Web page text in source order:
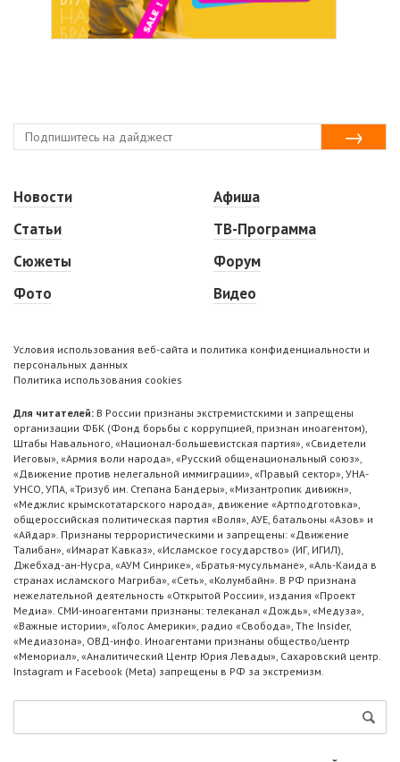
Новости
Статьи
Сюжеты
Фото
Афиша
ТВ-Программа
Форум
Видео
Условия использования веб-сайта и политика конфиденциальности и
персональных данных
Политика использования cookies
Для читателей: В России признаны экстремистскими и запрещены
организации ФБК (Фонд борьбы с коррупцией, признан иноагентом),
Штабы Навального, «Национал-большевистская партия», «Свидетели
Иеговы», «Армия воли народа», «Русский общенациональный союз»,
«Движение против нелегальной иммиграции», «Правый сектор», УНА-
УНСО, УПА, «Тризуб им. Степана Бандеры», «Мизантропик дивижн»,
«Меджлис крымскотатарского народа», движение «Артподготовка»,
общероссийская политическая партия «Воля», АУЕ, батальоны «Азов» и
«Айдар». Признаны террористическими и запрещены: «Движение
Талибан», «Имарат Кавказ», «Исламское государство» (ИГ, ИГИЛ),
Джебхад-ан-Нусра, «АУМ Синрике», «Братья-мусульмане», «Аль-Каида в
странах исламского Магриба», «Сеть», «Колумбайн». В РФ признана
нежелательной деятельность «Открытой России», издания «Проект
Медиа». СМИ-иноагентами признаны: телеканал «Дождь», «Медуза»,
«Важные истории», «Голос Америки», радио «Свобода», The Insider,
«Медиазона», ОВД-инфо. Иноагентами признаны общество/центр
«Мемориал», «Аналитический Центр Юрия Левады», Сахаровский центр.
Instagram и Facebook (Metа) запрещены в РФ за экстремизм.